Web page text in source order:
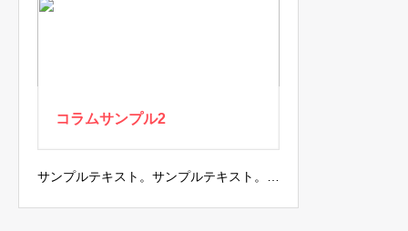
コラムサンプル2
サンプルテキスト。サンプルテキスト。…